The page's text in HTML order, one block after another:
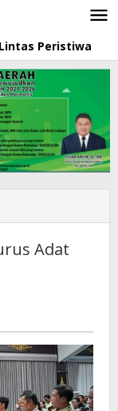
Lintas Peristiwa
Adat